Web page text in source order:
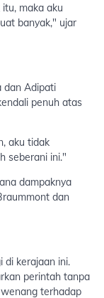
maka aku
banyak," ujar
dan Adipati
penuh atas
aku tidak
seberani ini."
dampaknya
dan
di kerajaan ini.
perintah tanpa
terhadap